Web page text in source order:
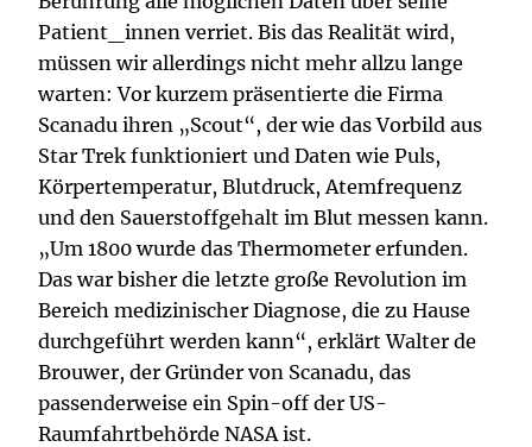
Patient_innen verriet. Bis das Realität wird,
müssen wir allerdings nicht mehr allzu lange
warten: Vor kurzem präsentierte die Firma
Scanadu ihren „Scout“, der wie das Vorbild aus
Star Trek funktioniert und Daten wie Puls,
Körpertemperatur, Blutdruck, Atemfrequenz
und den Sauerstoffgehalt im Blut messen kann.
„Um 1800 wurde das Thermometer erfunden.
Das war bisher die letzte große Revolution im
Bereich medizinischer Diagnose, die zu Hause
durchgeführt werden kann“, erklärt Walter de
Brouwer, der Gründer von Scanadu, das
passenderweise ein Spin-off der US-
Raumfahrtbehörde NASA ist.